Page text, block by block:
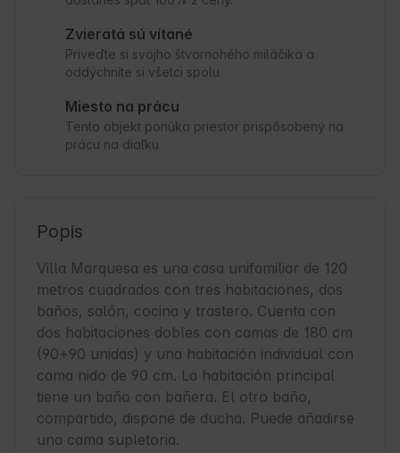
Zvieratá sú vítané
Priveďte si svojho štvornohého miláčika a
oddýchnite si všetci spolu.
Miesto na prácu
Tento objekt ponúka priestor prispôsobený na
prácu na diaľku
Popis
Villa Marquesa es una casa unifamiliar de 120
metros cuadrados con tres habitaciones, dos
baños, salón, cocina y trastero. Cuenta con
dos habitaciones dobles con camas de 180 cm
(90+90 unidas) y una habitación individual con
cama nido de 90 cm. La habitación principal
tiene un baño con bañera. El otro baño,
compartido, dispone de ducha. Puede añadirse
una cama supletoria.